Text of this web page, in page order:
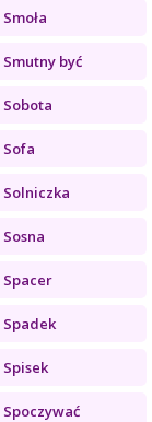
Smoła
Smutny być
Sobota
Sofa
Solniczka
Sosna
Spacer
Spadek
Spisek
Spoczywać